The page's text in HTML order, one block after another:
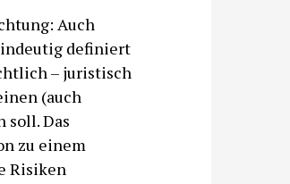
Auch
definiert
– juristisch
(auch
soll. Das
zu einem
Risiken